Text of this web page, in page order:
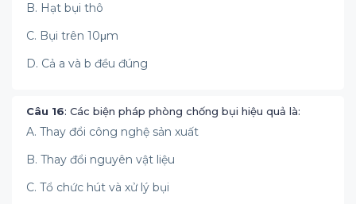
B. Hạt bụi thô
C. Bụi trên 10μm
D. Cả a và b đều đúng
Câu 16: Các biện pháp phòng chống bụi hiệu quả là:
A. Thay đổi công nghệ sản xuất
B. Thay đổi nguyên vật liệu
C. Tổ chức hút và xử lý bụi